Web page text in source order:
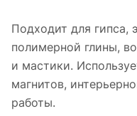
Подходит для гипса,
полимерной глины,
и мастики.
магнитов,
работы.